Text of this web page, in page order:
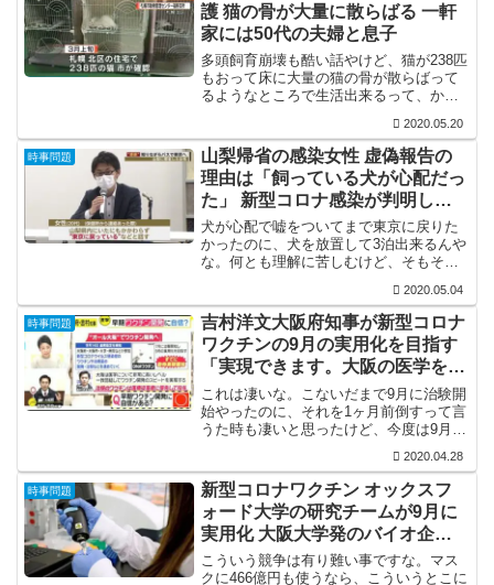
護 猫の骨が大量に散らばる 一軒
家には50代の夫婦と息子
多頭飼育崩壊も酷い話やけど、猫が238匹
もおって床に大量の猫の骨が散らばって
るようなところで生活出来るって、かな
んやろか？それでも臭いが耐えられんと
思うんやけど。
2020.05.20
時事問題
山梨帰省の感染女性 虚偽報告の
理由は「飼っている犬が心配だっ
た」 新型コロナ感染が判明した
友人男性はBBQの友人とは別
犬が心配で嘘をついてまで東京に戻りた
かったのに、犬を放置して3泊出来るんや
な。何とも理解に苦しむけど、そもそも
るとこに住めるって何者なんやろね。
2020.05.04
時事問題
吉村洋文大阪府知事が新型コロナ
ワクチンの9月の実用化を目指す
「実現できます。大阪の医学を結
集させて」
これは凄いな。こないだまで9月に治験開
始やったのに、それを1ヶ月前倒すって言
うた時も凄いと思ったけど、今度は9月に
現させます」って言い切るんやからな
ぁ。責任を取る取らんでウダウダやって
るクソみたいな政治家...
2020.04.28
時事問題
新型コロナワクチン オックスフ
ォード大学の研究チームが9月に
実用化 大阪大学発のバイオ企業
アンジェスが8月に臨床試験
こういう競争は有り難い事ですな。マス
クに466億円も使うなら、こういうとこに